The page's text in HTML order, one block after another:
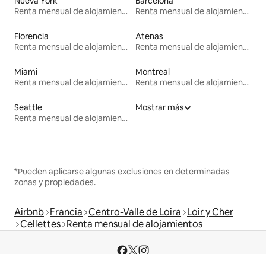
Renta mensual de alojamientos
Renta mensual de alojamientos
Florencia
Renta mensual de alojamientos
Atenas
Renta mensual de alojamientos
Miami
Renta mensual de alojamientos
Montreal
Renta mensual de alojamientos
Seattle
Renta mensual de alojamientos
Mostrar más
*Pueden aplicarse algunas exclusiones en determinadas
zonas y propiedades.
Airbnb Francia Centro-Valle de Loira Loir y Cher
Cellettes Renta mensual de alojamientos